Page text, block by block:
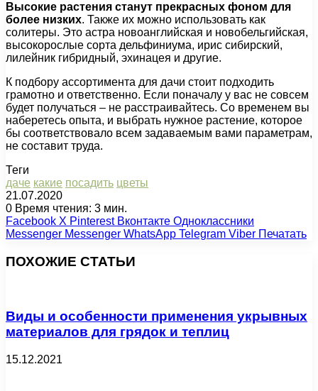
Высокие растения станут прекрасных фоном для
более низких. Также их можно использовать как
солитеры. Это астра новоанглийская и новобельгийская,
высокорослые сорта дельфиниума, ирис сибирский,
лилейник гибридный, эхинацея и другие.
К подбору ассортимента для дачи стоит подходить
грамотно и ответственно. Если поначалу у вас не совсем
будет получаться – не расстраивайтесь. Со временем вы
наберетесь опыта, и выбрать нужное растение, которое
бы соответствовало всем задаваемым вами параметрам,
не составит труда.
Теги
даче какие посадить цветы
21.07.2020
0 Время чтения: 3 мин.
Facebook X Pinterest Вконтакте Одноклассники
Messenger Messenger WhatsApp Telegram Viber Печатать
ПОХОЖИЕ СТАТЬИ
Виды и особенности применения укрывных
материалов для грядок и теплиц
15.12.2021